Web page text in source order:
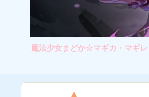
魔法少女まどか☆マギカ・マギ